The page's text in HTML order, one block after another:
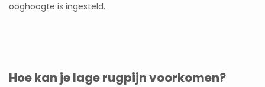
ooghoogte is ingesteld.
Hoe kan je lage rugpijn voorkomen?